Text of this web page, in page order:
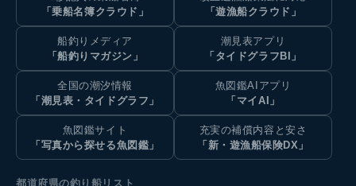
「乗船名簿クラウド」
「遊漁船クラウド」
船釣りメディア
「船釣りマガジン」
潮見表アプリ
「タイドグラフBI」
全国の潮汐情報
「潮見表・タイドグラフ」
魚図鑑AIアプリ
「マイAI」
魚図鑑サイト
「写真から探せる魚図鑑」
充実の補償内容と安さ
「新・遊漁船保険DX」
都道府県の釣り船リスト